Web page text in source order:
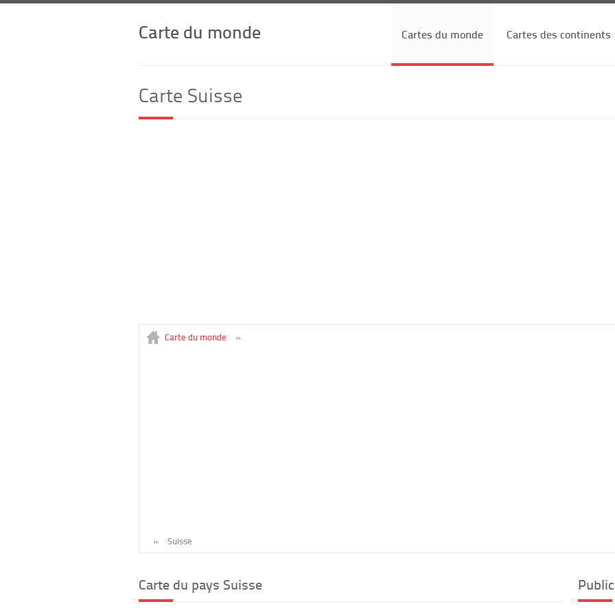
Carte du monde Cartes du monde Cartes des continents
Carte Suisse
Carte du monde »
» Suisse
Carte du pays Suisse